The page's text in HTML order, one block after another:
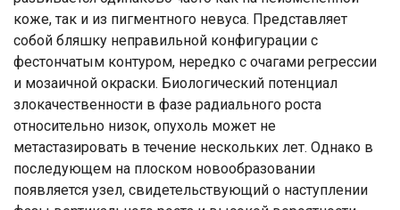
коже, так и из пигментного невуса. Представляет
собой бляшку неправильной конфигурации с
фестончатым контуром, нередко с очагами регрессии
и мозаичной окраски. Биологический потенциал
злокачественности в фазе радиального роста
относительно низок, опухоль может не
метастазировать в течение нескольких лет. Однако в
последующем на плоском новообразовании
появляется узел, свидетельствующий о наступлении